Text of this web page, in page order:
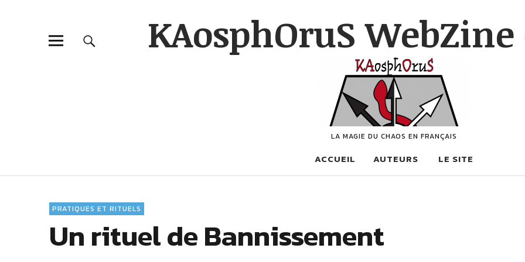
KAosphOruS
LA MAGIE DU CHAOS EN FRANÇAIS
ACCUEIL AUTEURS LE SITE
PRATIQUES ET RITUELS
Un rituel de Bannissement